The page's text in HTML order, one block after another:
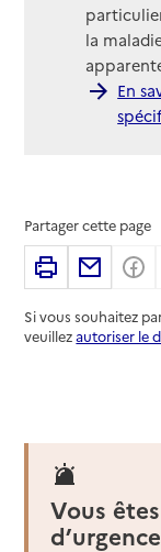
la
En
Partager cette page
Imprimer
Si vous souhaitez
veuillezautoriser le
Vous